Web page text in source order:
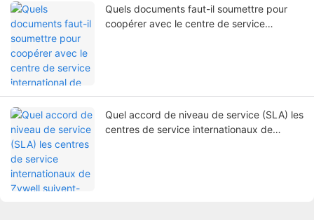
Quels documents faut-il soumettre pour
coopérer avec le centre de service
Quel accord de niveau de service (SLA) les
centres de service internationaux de